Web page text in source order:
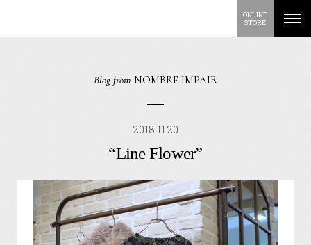
ONLINE
STORE
Blog from NOMBRE IMPAIR
2018.11.20
“Line Flower”